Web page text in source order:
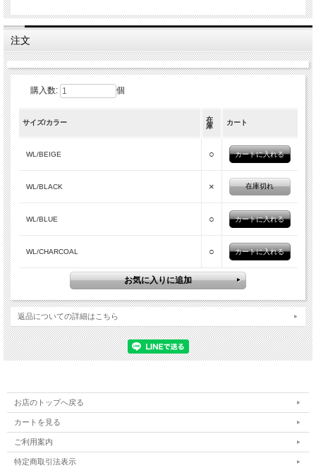
注文
購入数: 個
サイズ/カラー
在
庫
カート
WL/BEIGE ○
WL/BLACK × 在庫切れ
WL/BLUE ○
WL/CHARCOAL ○
返品についての詳細はこちら
お店のトップへ戻る
カートを見る
ご利用案内
特定商取引法表示